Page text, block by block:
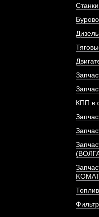
Газовый фильтр
АРТИКУЛ:
ПОД
КПП в